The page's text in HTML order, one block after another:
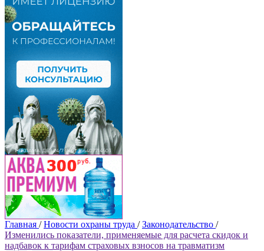
Главная / Новости охраны труда / Законодательство /
Изменились показатели, применяемые для расчета скидок и
надбавок к тарифам страховых взносов на травматизм